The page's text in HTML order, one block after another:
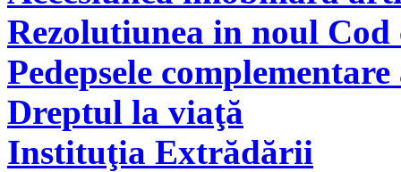
Rezolutiunea in noul
Pedepsele
Dreptul la viaţă
Instituţia Extrădării